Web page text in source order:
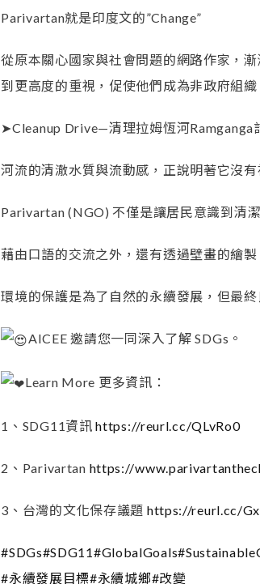
Parivartan就是印度文的”Change”
從原本關心國家與社會問題的網路作家，
到更高度的重視，促使他們成為非政府組織
➤Cleanup Drive—清理拉姆恆河Ramganga
河流的清澈水質與流動感，正說明著它沒有
Parivartan (NGO) 不僅是讓居民意識到清
藉由口語的交流之外，還有透過壁畫的繪
環境的保護是為了自然的永續發展，但最
AICEE 邀請您一同深入了解 SDGs。
Learn More 更多資訊：
1、SDG11資訊https://reurl.cc/QLvRo0
2、Parivartan https://
3、台灣的文化保存議題 https://reurl.cc/
#SDGs#SDG11#GlobalGoals
#永續發展目標#永續城鄉#改變